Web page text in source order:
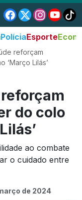
PolíciaEsporte
reforçam
Lilás’
do colo
ao combate
o cuidado entre
de 2024